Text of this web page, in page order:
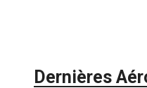
Dernières